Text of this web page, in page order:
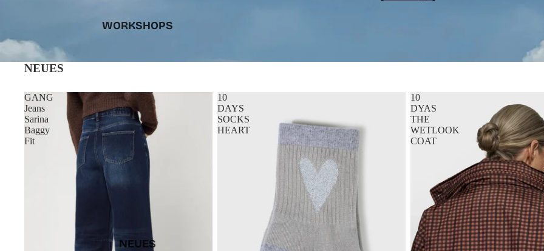
WORKSHOPS
NEUES
NEUES
GANG
Jeans
Sarina
Baggy
Fit
10
DAYS
SOCKS
HEART
10
DYAS
THE
WETLOOK
COAT